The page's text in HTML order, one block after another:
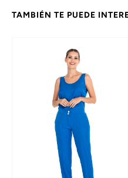
TAMBIÉN TE PUEDE